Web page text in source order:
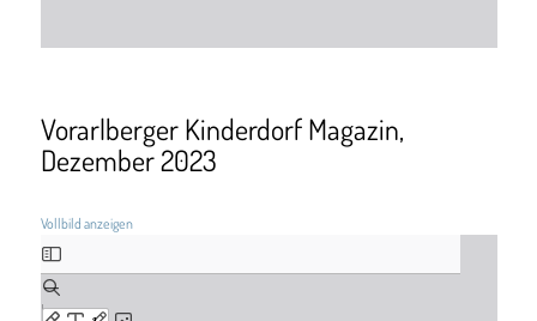
Vorarlberger Kinderdorf Magazin,
Dezember 2023
Vollbild anzeigen